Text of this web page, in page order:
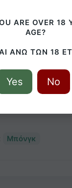
ARE OVER 18
AGE?
ΆΝΩ ΤΩΝ 18
Yes No
–
με ΦΠΑ)
Προσθήκη στο καλάθι
Μπόνγκ